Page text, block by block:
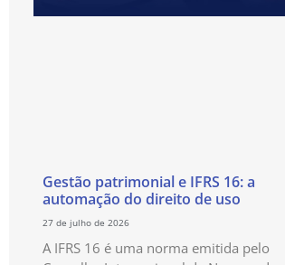
Gestão patrimonial e IFRS 16: a
automação do direito de uso
27 de julho de 2026
A IFRS 16 é uma norma emitida pelo